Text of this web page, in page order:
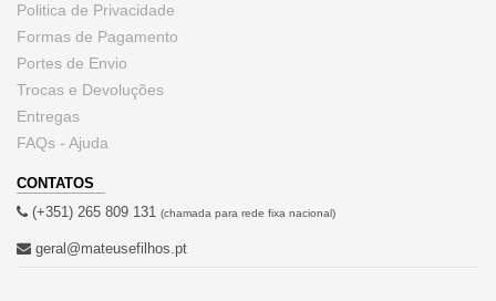
Politica de Privacidade
Formas de Pagamento
Portes de Envio
Trocas e Devoluções
Entregas
FAQs - Ajuda
CONTATOS
(+351) 265 809 131 (chamada para rede fixa nacional)
geral@mateusefilhos.pt